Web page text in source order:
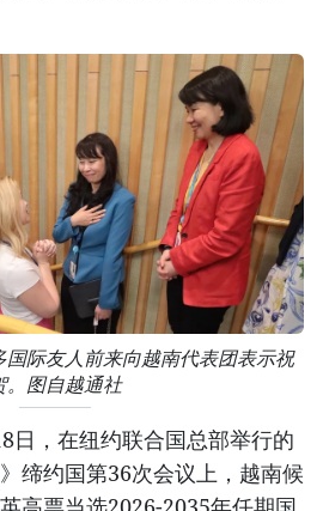
国际友人前来向越南代表团表示祝
。图自越通社
，在纽约联合国总部举行的
缔约国第36次会议上，越南候